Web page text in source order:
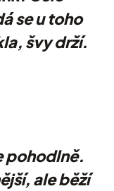
se u toho
švy drží.
pohodlně.
ale běží